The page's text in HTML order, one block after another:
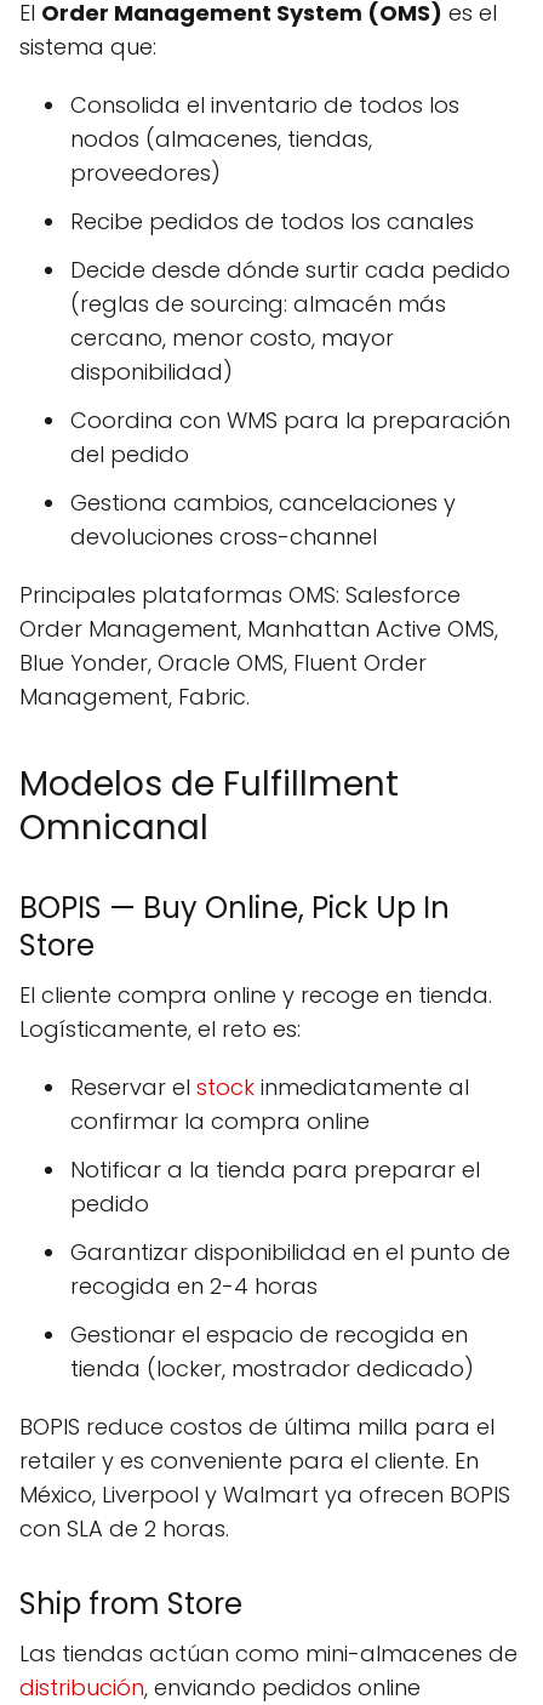
El Order Management System (OMS) es el
sistema que:
Consolida el inventario de todos los
nodos (almacenes, tiendas,
proveedores)
Recibe pedidos de todos los canales
Decide desde dónde surtir cada pedido
(reglas de sourcing: almacén más
cercano, menor costo, mayor
disponibilidad)
Coordina con WMS para la preparación
del pedido
Gestiona cambios, cancelaciones y
devoluciones cross-channel
Principales plataformas OMS: Salesforce
Order Management, Manhattan Active OMS,
Blue Yonder, Oracle OMS, Fluent Order
Management, Fabric.
Modelos de Fulfillment
Omnicanal
BOPIS — Buy Online, Pick Up In
Store
El cliente compra online y recoge en tienda.
Logísticamente, el reto es:
Reservar el stock inmediatamente al
confirmar la compra online
Notificar a la tienda para preparar el
pedido
Garantizar disponibilidad en el punto de
recogida en 2-4 horas
Gestionar el espacio de recogida en
tienda (locker, mostrador dedicado)
BOPIS reduce costos de última milla para el
retailer y es conveniente para el cliente. En
México, Liverpool y Walmart ya ofrecen BOPIS
con SLA de 2 horas.
Ship from Store
Las tiendas actúan como mini-almacenes de
distribución, enviando pedidos online